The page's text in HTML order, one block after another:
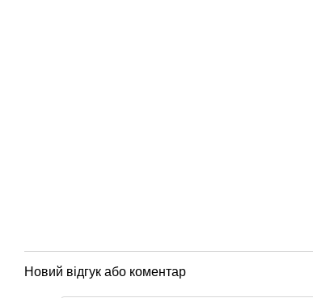
Новий відгук або коментар